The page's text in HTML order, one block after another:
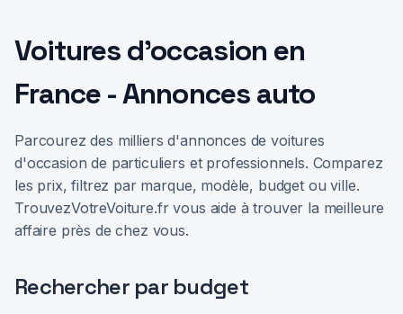
Voitures d'occasion en
France - Annonces auto
Parcourez des milliers d'annonces de voitures
d'occasion de particuliers et professionnels. Comparez
les prix, filtrez par marque, modèle, budget ou ville.
TrouvezVotreVoiture.fr vous aide à trouver la meilleure
affaire près de chez vous.
Rechercher par budget